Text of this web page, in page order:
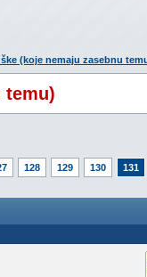
(koje nemaju zasebnu
temu)
128 129 130 131